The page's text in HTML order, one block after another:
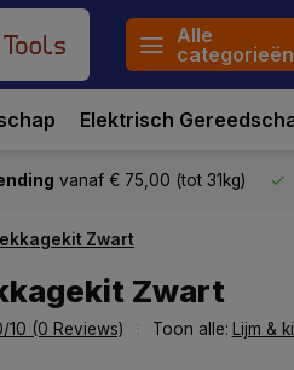
Alle
categorieën
Elektrisch
vanaf € 75,00 (tot 31kg)
Zwart
Zwart
10 (0 Reviews) Toon alle: Lijm &